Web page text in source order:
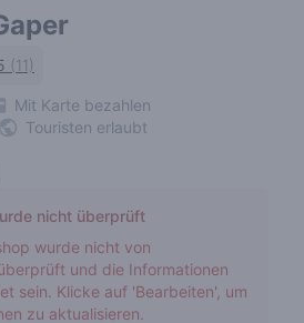
(11)
Mit Karte bezahlen
Touristen erlaubt
nicht überprüft
wurde nicht von
und die Informationen
sein. Klicke auf 'Bearbeiten', um
zu aktualisieren.